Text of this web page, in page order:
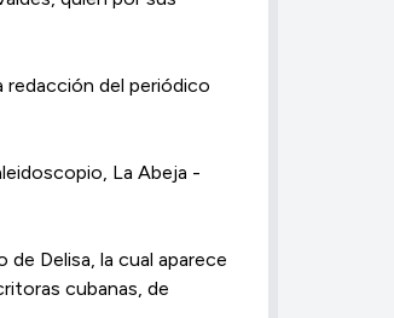
redacción del periódico
La Abeja -
Delisa, la cual aparece
cubanas, de